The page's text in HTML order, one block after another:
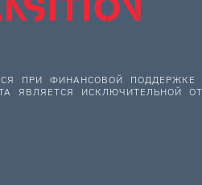
ПРИ ФИНАНСОВОЙ
ЯВЛЯЕТСЯ ИСКЛЮЧИТЕЛЬНОЙ